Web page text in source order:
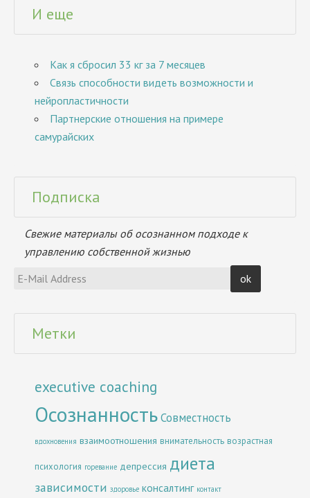
И еще
Как я сбросил 33 кг за 7 месяцев
Связь способности видеть возможности и
нейропластичности
Партнерские отношения на примере
самурайских
Подписка
Свежие материалы об осознанном подходе к
управлению собственной жизнью
Метки
executive coaching
ОсознанностьСовместность
вдохновения взаимоотношения внимательность возрастная
психология горевание депрессия диета
зависимости здоровье консалтинг контакт